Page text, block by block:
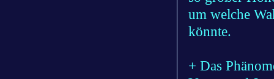
um welche
könnte.
+ Das